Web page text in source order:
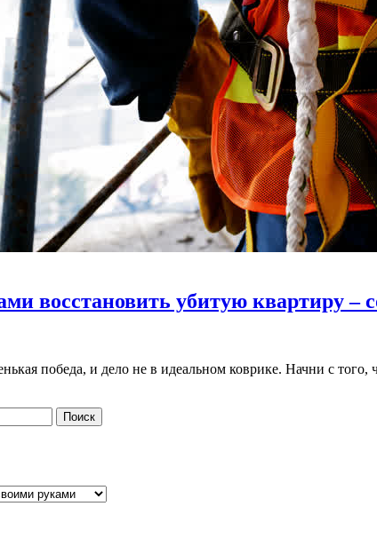
восстановить убитую квартиру –
победа, и дело не в идеальном коврике. Начни с того,